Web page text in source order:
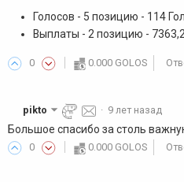
Голосов - 5 позицию - 114
Выплаты - 2 позицию -
0 0.000 GOLOS
pikto · 9 лет назад
Большое спасибо за столь
0 0.000 GOLOS